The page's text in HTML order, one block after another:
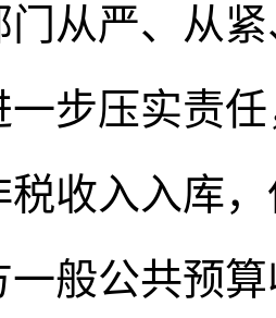
门从严、从
一步压实责
税收入入库
一般公共预